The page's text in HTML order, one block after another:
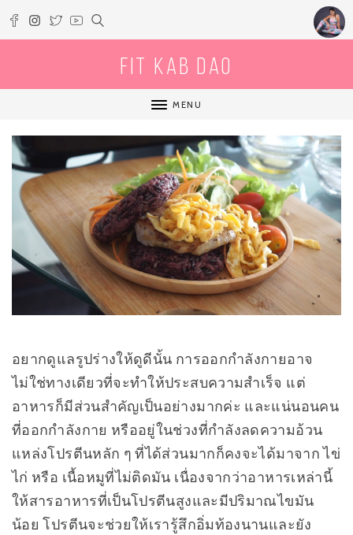
Fit Kab Dao
MENU
อยากดูแลรูปร่างให้ดูดีนั้น การออกกำลังกายอาจ
ไม่ใช่ทางเดียวที่จะทำให้ประสบความสำเร็จ แต่
อาหารก็มีส่วนสำคัญเป็นอย่างมากค่ะ และแน่นอนคน
ที่ออกกำลังกาย หรืออยู่ในช่วงที่กำลังลดความอ้วน
แหล่งโปรตีนหลัก ๆ ที่ได้ส่วนมากก็คงจะได้มาจาก ไข่
ไก่ หรือ เนื้อหมูที่ไม่ติดมัน เนื่องจากว่าอาหารเหล่านี้
ให้สารอาหารที่เป็นโปรตีนสูงและมีปริมาณไขมัน
น้อย โปรตีนจะช่วยให้เรารู้สึกอิ่มท้องนานและยัง